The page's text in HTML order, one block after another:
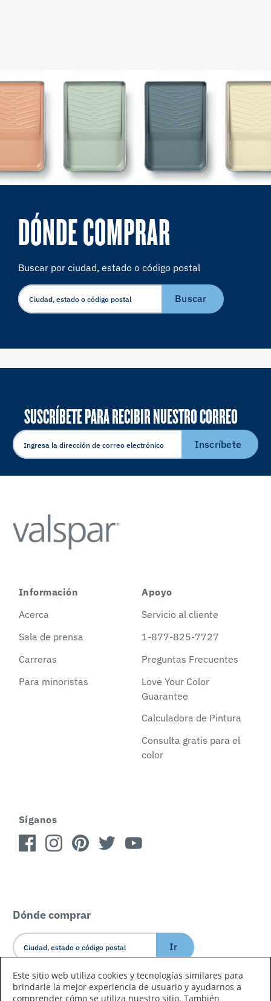
DÓNDE COMPRAR
Buscar por ciudad, estado o código postal
Buscar
SUSCRÍBETE PARA RECIBIR NUESTRO CORREO
ELECTRÓNICO
Inscríbete
Información
Acerca
Sala de prensa
Carreras
Para minoristas
Apoyo
Servicio al cliente
1-877-825-7727
Preguntas Frecuentes
Love Your Color
Guarantee
Calculadora de Pintura
Consulta gratis para el
color
Síganos
Dónde comprar
Ir
Idioma/País
Este sitio web utiliza cookies y tecnologías similares para
brindarle la mejor experiencia de usuario y ayudarnos a
comprender cómo se utiliza nuestro sitio. También